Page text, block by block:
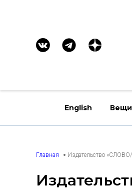
English Вещи
Главная Издательство «СЛОВО/